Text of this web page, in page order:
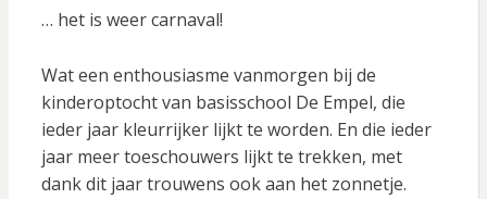
… het is weer carnaval!
Wat een enthousiasme vanmorgen bij de
kinderoptocht van basisschool De Empel, die
ieder jaar kleurrijker lijkt te worden. En die ieder
jaar meer toeschouwers lijkt te trekken, met
dank dit jaar trouwens ook aan het zonnetje.